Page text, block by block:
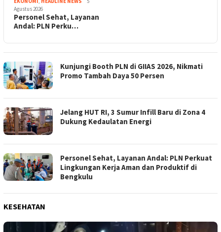
Agustus 2026
Personel Sehat, Layanan
Andal: PLN Perku…
Kunjungi Booth PLN di GIIAS 2026, Nikmati
Promo Tambah Daya 50 Persen
Jelang HUT RI, 3 Sumur Infill Baru di Zona 4
Dukung Kedaulatan Energi
Personel Sehat, Layanan Andal: PLN Perkuat
Lingkungan Kerja Aman dan Produktif di
Bengkulu
KESEHATAN